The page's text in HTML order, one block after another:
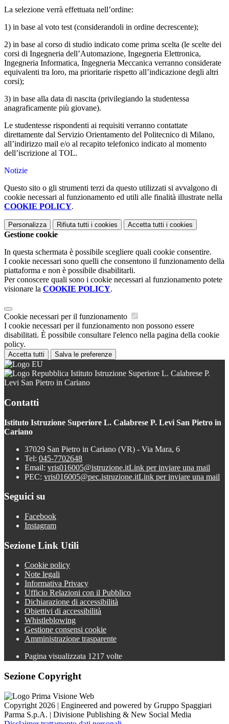
La selezione verrà effettuata nell’ordine:
1) in base al voto test (considerandoli in ordine decrescente);
2) in base al corso di studio indicato come prima scelta (le scelte dei
corsi di Ingegneria dell’Automazione, Ingegneria Elettronica,
Ingegneria Informatica, Ingegneria Meccanica verranno considerate
equivalenti tra loro, ma prioritarie rispetto all’indicazione degli altri
corsi);
3) in base alla data di nascita (privilegiando la studentessa
anagraficamente più giovane).
Le studentesse rispondenti ai requisiti verranno contattate
direttamente dal Servizio Orientamento del Politecnico di Milano,
all’indirizzo mail e/o al recapito telefonico indicato al momento
dell’iscrizione al TOL.
Notizie
Questo sito o gli strumenti terzi da questo utilizzati si avvalgono di
cookie necessari al funzionamento ed utili alle finalità illustrate nella
COOKIE POLICY.
Personalizza Rifiuta tutti i cookies Accetta tutti i cookies
Gestione cookie
In questa schermata è possibile scegliere quali cookie consentire.
I cookie necessari sono quelli che consentono il funzionamento della
piattaforma e non è possibile disabilitarli.
Per conoscere quali sono i cookie necessari al funzionamento potete
visionare la COOKIE POLICY.
Cookie necessari per il funzionamento
I cookie necessari per il funzionamento non possono essere
disabilitati. È possibile consultare l'elenco nella pagina della cookie
policy.
Accetta tutti Salva le preferenze
Istituto Istruzione Superiore L. Calabrese P.
Levi San Pietro in Cariano
Contatti
Istituto Istruzione Superiore L. Calabrese P. Levi San Pietro in
Cariano
37029 San Pietro in Cariano (VR) - Via Mara, 6
Tel: 045-7702648
Email: vris016005@istruzione.itLink per inviare una mail
PEC: vris016005@pec.istruzione.itLink per inviare una mail
Seguici su
Facebook
Instagram
Sezione Link Utili
Cookie policy
Note legali
Informativa Privacy
Ufficio Relazioni con il Pubblico
Dichiarazione di accessibilità
Obiettivi di accessibilità
Whistleblowing
Gestione consensi cookie
Amministrazione trasparente
Pagina visualizzata 1217 volte
Sezione Copyright
Copyright 2026 | Engineered and powered by Gruppo Spaggiari
Parma S.p.A. | Divisione Publishing & New Social Media